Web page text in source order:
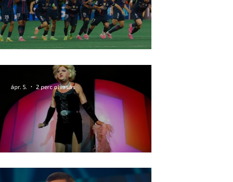
ápr. 5. 2 perc olvasás